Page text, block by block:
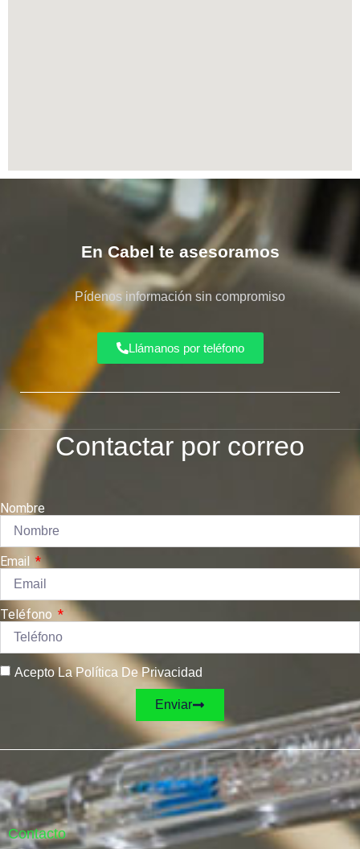
En Cabel te asesoramos
Pídenos información sin compromiso
Llámanos por teléfono
Contactar por correo
Nombre
Email
Teléfono
Acepto La Política De Privacidad
Enviar
Contacto